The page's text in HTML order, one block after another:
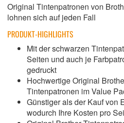
Original Tintenpatronen von
lohnen sich auf jeden Fall
PRODUKT-HIGHLIGHTS
Mit der schwarzen
Seiten und auch je
gedruckt
Hochwertige Original
Tintenpatronen im Value
Günstiger als der Kauf von
wodurch Ihre Kosten pro